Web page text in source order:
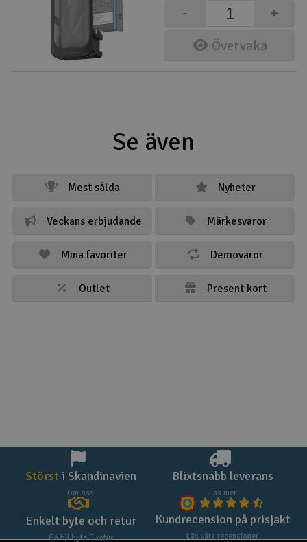
Övervaka
+
-
Se även
Mest sålda Nyheter
Veckans erbjudande Märkesvaror
Mina favoriter Demovaror
Outlet Present kort
Störst i Skandinavien
Om oss
Blixtsnabb leverans
Läs mer
Enkelt byte och retur
Gå till byte & retur
Kundrecension på prisjakt
Läs våra recensioner